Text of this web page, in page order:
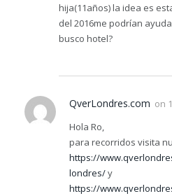
hija(11años) la idea es
del 2016me podrían
busco hotel?
QverLondres.com on
Hola Ro,
para recorridos visita
https://
londres/y
https://